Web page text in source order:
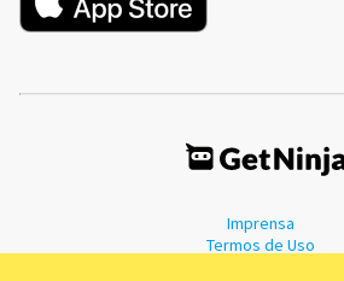
Imprensa
Termos de Uso